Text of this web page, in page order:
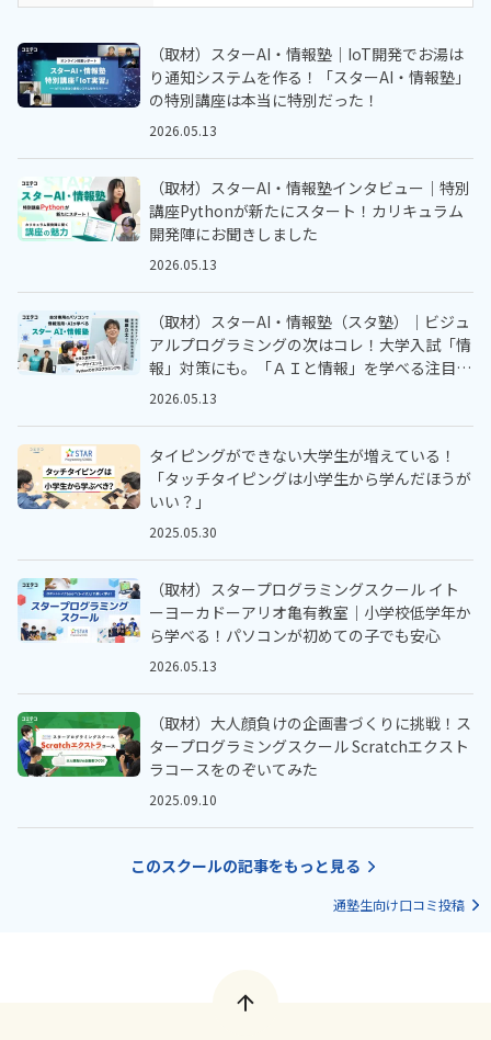
（取材）スターAI・情報塾｜IoT開発でお湯は
り通知システムを作る！「スターAI・情報塾」
の特別講座は本当に特別だった！
2026.05.13
（取材）スターAI・情報塾インタビュー｜特別
講座Pythonが新たにスタート！カリキュラム
開発陣にお聞きしました
2026.05.13
（取材）スターAI・情報塾（スタ塾）｜ビジュ
アルプログラミングの次はコレ！大学入試「情
報」対策にも。「ＡＩと情報」を学べる注目の
オンラインスクールにインタビュー
2026.05.13
タイピングができない大学生が増えている！
「タッチタイピングは小学生から学んだほうが
いい？」
2025.05.30
（取材）スタープログラミングスクール イト
ーヨーカドーアリオ亀有教室｜小学校低学年か
ら学べる！パソコンが初めての子でも安心
2026.05.13
（取材）大人顔負けの企画書づくりに挑戦！ス
タープログラミングスクール Scratchエクスト
ラコースをのぞいてみた
2025.09.10
このスクールの記事をもっと見る
通塾生向け口コミ投稿